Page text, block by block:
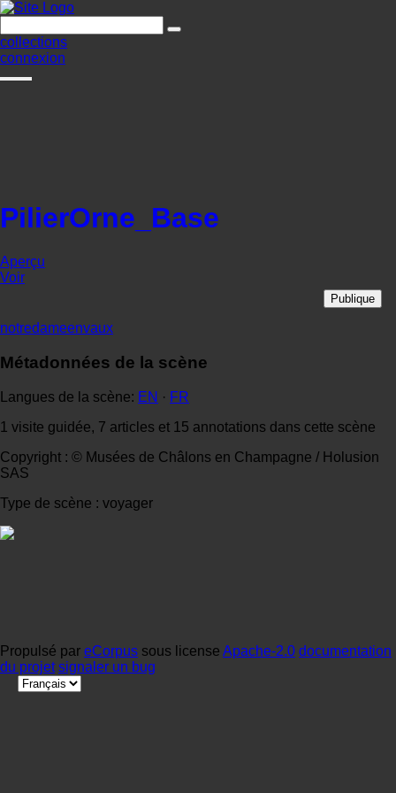
collections
connexion
PilierOrne_Base
Aperçu
Voir
Publique
notredameenvaux
Métadonnées de la scène
Langues de la scène: EN · FR
1 visite guidée, 7 articles et 15 annotations dans cette scène
Copyright : © Musées de Châlons en Champagne / Holusion
SAS
Type de scène : voyager
Propulsé par eCorpus sous license Apache-2.0 documentation
du projet signaler un bug